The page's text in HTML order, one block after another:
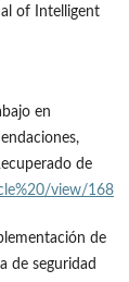
of Intelligent
en
de
view/168
de
de seguridad